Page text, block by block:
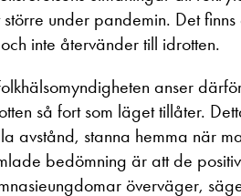
under pandemin. Det
inte återvänder till idrotten.
anser
så fort som läget tillåter.
avstånd, stanna hemma när
bedömning är att de
överväger,